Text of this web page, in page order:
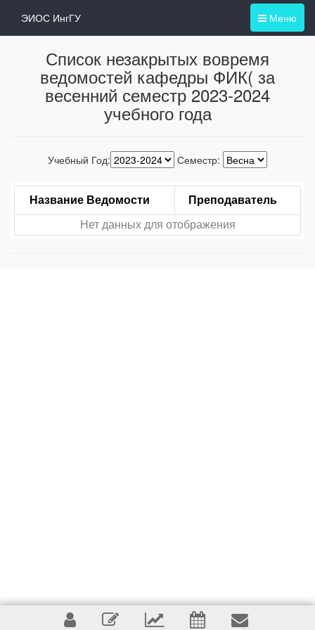
Меню
ЭИОС ИнгГУ
Список незакрытых вовремя
ведомостей кафедры ФИК( за
весенний семестр 2023-2024
учебного года
Учебный Год: Семестр:
Название Ведомости Преподаватель
Нет данных для отображения